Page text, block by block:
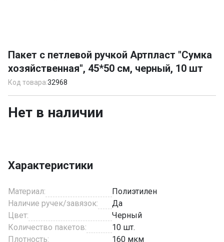
of
1
Пакет с петлевой ручкой Артпласт "Сумка
хозяйственная", 45*50 см, черный, 10 шт
Код товара:32968
Нет в наличии
Характеристики
Материал:
Полиэтилен
Наличие ручек/завязок:
Да
Цвет:
Черный
Количество пакетов:
10 шт.
Плотность:
160 мкм